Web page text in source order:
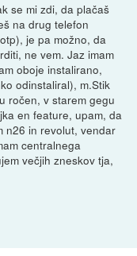
se mi zdi, da plačaš
na drug telefon
je pa možno, da
ne vem. Jaz imam
oboje instalirano,
odinstaliral), m.Stik
ročen, v starem gegu
en feature, upam, da
n26 in revolut, vendar
centralnega
večjih zneskov tja,